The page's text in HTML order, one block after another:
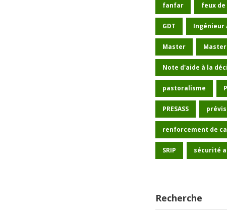
fanfar feux
GDT Ingénieur
Master Master
Note d'aide à la
pastoralisme
PRESASS
renforcement de
SRIP sécurité
Recherche